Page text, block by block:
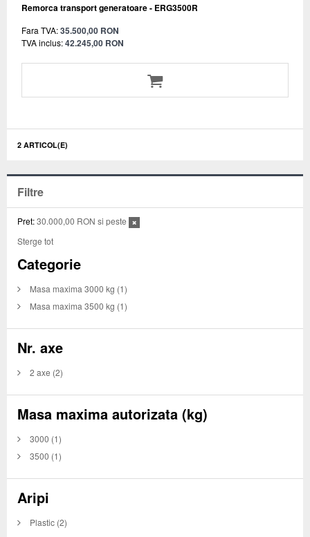
Remorca transport generatoare - ERG3500R
Fara TVA:35.500,00 RON
TVA inclus:42.245,00 RON
2 ARTICOL(E)
Filtre
Pret:30.000,00 RON si peste
Sterge tot
Categorie
Masa maxima 3000 kg (1)
Masa maxima 3500 kg (1)
Nr. axe
2 axe (2)
Masa maxima autorizata (kg)
3000 (1)
3500 (1)
Aripi
Plastic (2)